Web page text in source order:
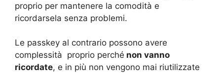
proprio per mantenere la comodità e
ricordarsela senza problemi.
Le passkey al contrario possono avere
complessità proprio perché non vanno
ricordate, e in più non vengono mai riutilizzate